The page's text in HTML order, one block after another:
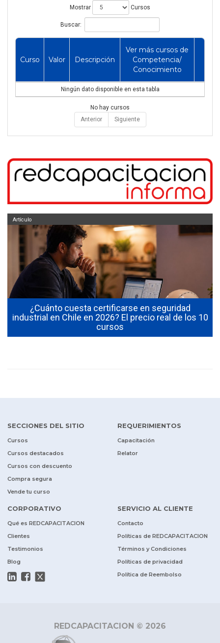
Mostrar Cursos
Buscar:
Curso Valor Descripción
Ver más cursos de
Competencia/
Conocimiento
Ningún dato disponible en esta tabla
No hay cursos
Anterior
Siguiente
¿Cuánto cuesta certificarse en seguridad
industrial en Chile en 2026? El precio real de los 10
cursos
Artículo
SECCIONES DEL SITIO
Cursos
Cursos destacados
Cursos con descuento
Compra segura
Vende tu curso
REQUERIMIENTOS
Capacitación
Relator
CORPORATIVO
Qué es REDCAPACITACION
Clientes
Testimonios
Blog
SERVICIO AL CLIENTE
Contacto
Políticas de REDCAPACITACION
Términos y Condiciones
Políticas de privacidad
Política de Reembolso
REDCAPACITACION © 2026